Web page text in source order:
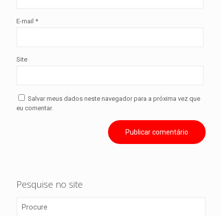
E-mail *
Site
Salvar meus dados neste navegador para a próxima vez que
eu comentar.
Pesquise no site